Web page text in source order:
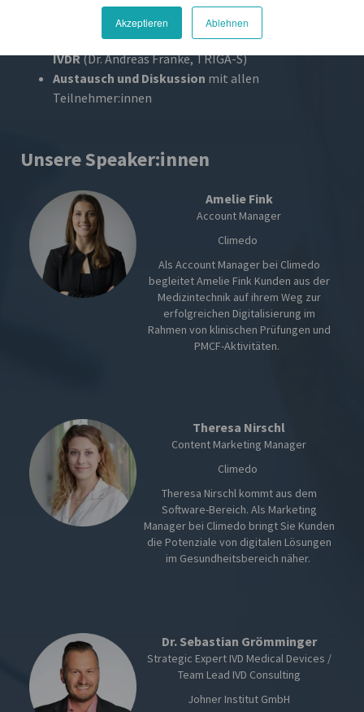
Akzeptieren Ablehnen
Johner Institut)
Analytische und klinische Leistungsstudien nach
IVDR(Dr. Andreas Franke, TRIGA-S)
Austausch und Diskussion mit allen
Teilnehmer:innen
Unsere Speaker:innen
Amelie Fink
Account Manager
Climedo
Als Account Manager bei Climedo
begleitet Amelie Fink Kunden aus der
Medizintechnik auf ihrem Weg zur
erfolgreichen Digitalisierung im
Rahmen von klinischen Prüfungen und
PMCF-Aktivitäten.
Theresa Nirschl
Content Marketing Manager
Climedo
Theresa Nirschl kommt aus dem
Software-Bereich. Als Marketing
Manager bei Climedo bringt Sie Kunden
die Potenziale von digitalen Lösungen
im Gesundheitsbereich näher.
Dr. Sebastian Grömminger
Strategic Expert IVD Medical Devices /
Team Lead IVD Consulting
Johner Institut GmbH